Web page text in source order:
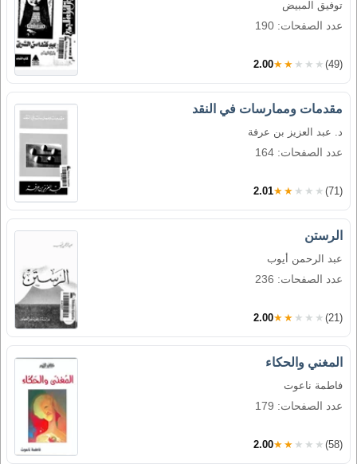
توفيق المبيض
عدد الصفحات: 190
2.00★★★★★ (49)
مقدمات وممارسات في النقد
د. عبد العزيز بن عرفة
عدد الصفحات: 164
2.01★★★★★ (71)
الرستن
عبد الرحمن أيوب
عدد الصفحات: 236
2.00★★★★★ (21)
المغني والحكاء
فاطمة ناعوت
عدد الصفحات: 179
2.00★★★★★ (58)